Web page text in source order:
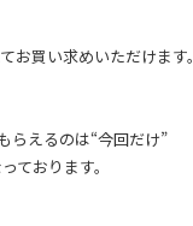
買い求めいただけます。
らえるのは“今回だけ”
ております。